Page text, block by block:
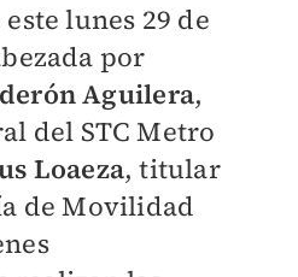
lunes 29 de
por
Aguilera,
del STC Metro
Loaeza, titular
de Movilidad